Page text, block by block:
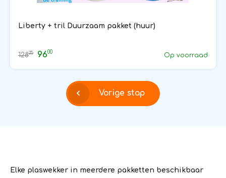
Liberty + tril Duurzaam pakket (huur)
12825 9600 Op voorraad
Vorige stap
Elke plaswekker in meerdere pakketten beschikbaar